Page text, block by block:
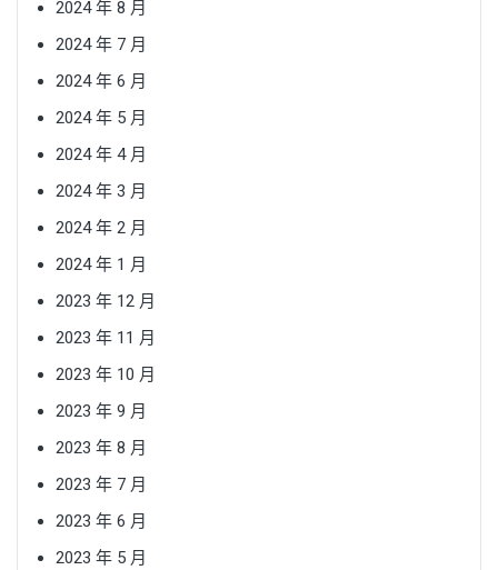
2024 年 8 月
2024 年 7 月
2024 年 6 月
2024 年 5 月
2024 年 4 月
2024 年 3 月
2024 年 2 月
2024 年 1 月
2023 年 12 月
2023 年 11 月
2023 年 10 月
2023 年 9 月
2023 年 8 月
2023 年 7 月
2023 年 6 月
2023 年 5 月